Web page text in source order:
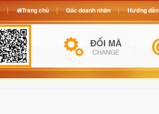
Trang chủ Góc doanh nhân Hướng